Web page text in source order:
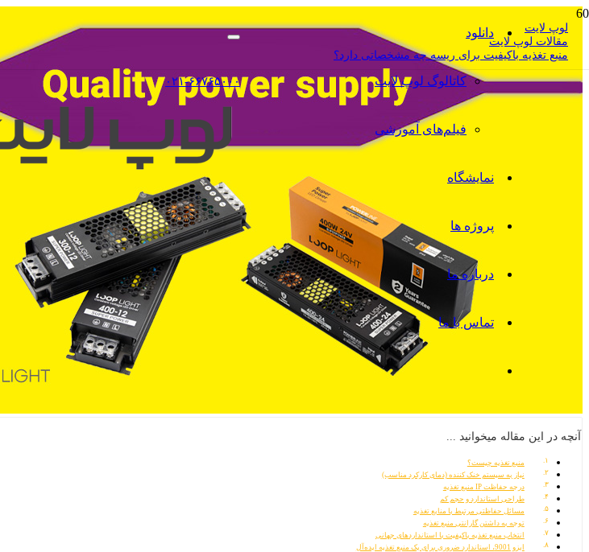
دانلود
کاتالوگ‌ لوپ لایت
فیلم‌های آموزشی
نمایشگاه
پروژه ها
درباره ما
تماس با ما
۰۲۱-۶۶۷۶۵۰۰۰
لوپ لایت
مقالات لوپ لایت
منبع تغذیه باکیفیت برای ریسه چه مشخصاتی دارد؟
آنچه در این مقاله میخوانید ...
منبع تغذیه چیست؟
نیاز به سیستم خنک کننده (دمای کارکرد مناسب)
درجه حفاظت IP منبع تغذیه
طراحی استاندارد و حجم کم
مسائل حفاظتی مرتبط با منابع تغذیه
توجه به داشتن گارانتی منبع تغذیه
انتخاب منبع تغذیه باکیفیت با استانداردهای جهانی
ایزو 9001، استاندارد ضروری برای یک منبع تغذیه ایده‌آل